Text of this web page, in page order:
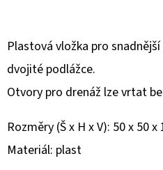
Plastová vložka pro
dvojité podlážce.
Otvory pro drenáž lze vrtat
Rozměry (Š x H x V): 50 x 50 x
Materiál: plast
D